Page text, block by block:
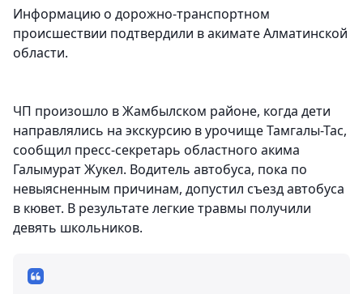
Информацию о дорожно-транспортном
происшествии подтвердили в акимате Алматинской
области.
ЧП произошло в Жамбылском районе, когда дети
направлялись на экскурсию в урочище Тамгалы-Тас,
сообщил пресс-секретарь областного акима
Галымурат Жукел. Водитель автобуса, пока по
невыясненным причинам, допустил съезд автобуса
в кювет. В результате легкие травмы получили
девять школьников.